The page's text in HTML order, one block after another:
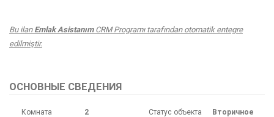
Bu ilanEmlak AsistanımCRM Programı tarafından otomatik entegre
edilmiştir.
ОСНОВНЫЕ СВЕДЕНИЯ
Комната 2 Статус объекта
Вторичное